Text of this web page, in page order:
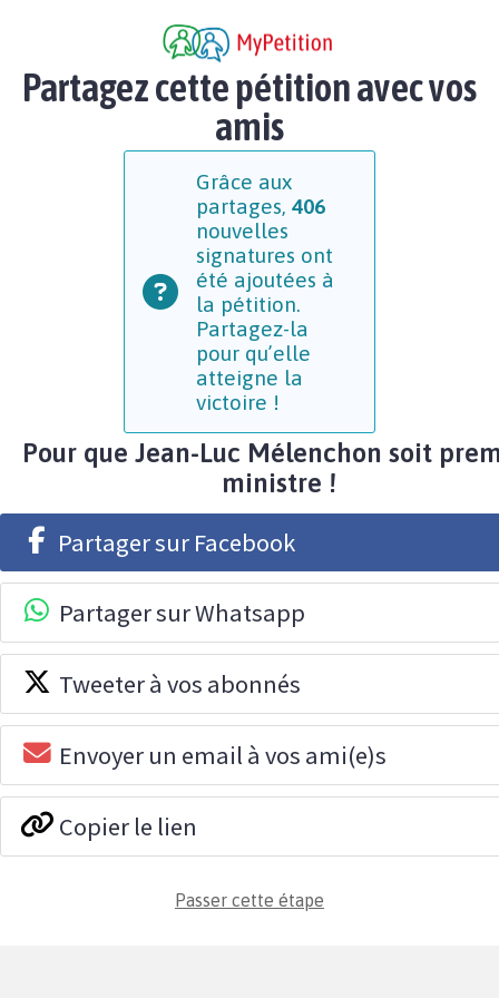
Partagez cette pétition avec vos
amis
Grâce aux
partages, 406
nouvelles
signatures ont
été ajoutées à
la pétition.
Partagez-la
pour qu’elle
atteigne la
victoire !
Pour que Jean-Luc Mélenchon soit
ministre !
Partager sur Facebook
Partager sur Whatsapp
Tweeter à vos abonnés
Envoyer un email à vos ami(e)s
Copier le lien
Passer cette étape